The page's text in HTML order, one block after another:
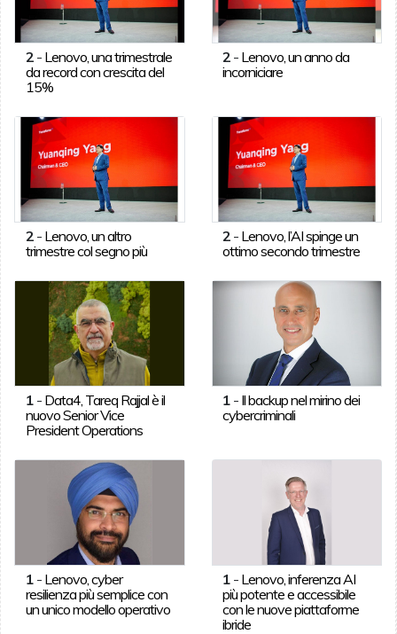
2- Lenovo, una trimestrale
da record con crescita del
15%
2 - Lenovo, un anno da
incorniciare
2- Lenovo, un altro
trimestre col segno più
2 - Lenovo, l’AI spinge un
ottimo secondo trimestre
1- Data4, Tareq Rajjal è il
nuovo Senior Vice
President Operations
1 - Il backup nel mirino dei
cybercriminali
1- Lenovo, cyber
resilienza più semplice con
un unico modello operativo
1 - Lenovo, inferenza AI
più potente e accessibile
con le nuove piattaforme
ibride